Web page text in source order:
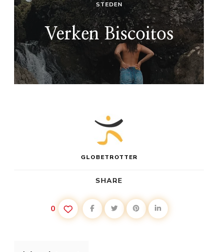
STEDEN
Verken Biscoitos
GLOBETROTTER
SHARE
0